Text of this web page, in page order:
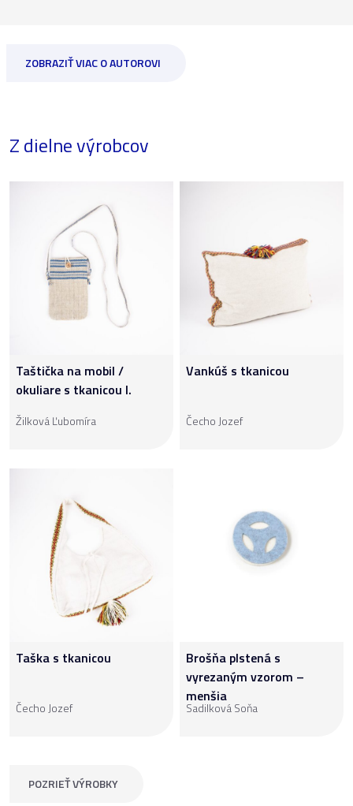
ZOBRAZIŤ VIAC O AUTOROVI
Z dielne výrobcov
Taštička na mobil /
okuliare s tkanicou I.
Žilková Ľubomíra
Vankúš s tkanicou
Čecho Jozef
Taška s tkanicou
Čecho Jozef
Brošňa plstená s
vyrezaným vzorom –
menšia
Sadilková Soňa
POZRIEŤ VÝROBKY